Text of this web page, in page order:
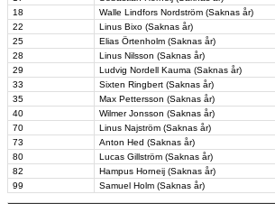
18
Walle Lindfors Nordström (Saknas år)
22
Linus Bixo (Saknas år)
25
Elias Örtenholm (Saknas år)
28
Linus Nilsson (Saknas år)
29
Ludvig Nordell Kauma (Saknas år)
33
Sixten Ringbert (Saknas år)
35
Max Pettersson (Saknas år)
40
Wilmer Jonsson (Saknas år)
70
Linus Najström (Saknas år)
73
Anton Hed (Saknas år)
80
Lucas Gillström (Saknas år)
82
Hampus Horneij (Saknas år)
99
Samuel Holm (Saknas år)